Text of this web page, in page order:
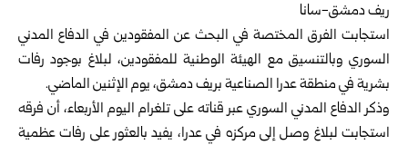
ريف دمشق-سانا
استجابت الفرق المختصة في البحث عن المفقودين في الدفاع المدني
السوري وبالتنسيق مع الهيئة الوطنية للمفقودين، لبلاغ بوجود رفات
بشرية في منطقة عدرا الصناعية بريف دمشق، يوم الإثنين الماضي.
وذكر الدفاع المدني السوري عبر قناته على تلغرام اليوم الأربعاء، أن فرقه
استجابت لبلاغ وصل إلى مركزه في عدرا، يفيد بالعثور على رفات عظمية